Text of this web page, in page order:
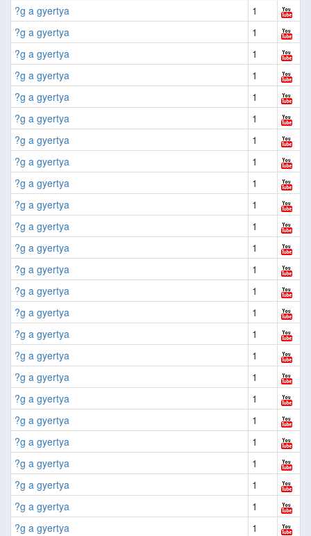
?g a gyertya
1
?g a gyertya
1
?g a gyertya
1
?g a gyertya
1
?g a gyertya
1
?g a gyertya
1
?g a gyertya
1
?g a gyertya
1
?g a gyertya
1
?g a gyertya
1
?g a gyertya
1
?g a gyertya
1
?g a gyertya
1
?g a gyertya
1
?g a gyertya
1
?g a gyertya
1
?g a gyertya
1
?g a gyertya
1
?g a gyertya
1
?g a gyertya
1
?g a gyertya
1
?g a gyertya
1
?g a gyertya
1
?g a gyertya
1
?g a gyertya
1